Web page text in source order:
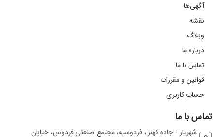
آگهی‌ها
نقشه
وبلاگ
درباره ما
تماس با ما
قوانین و مقررات
حساب کاربری
تماس با ما
شهریار - جاده کهنز ، فردوسیه، مجتمع صنعتی فردوس، خیابان